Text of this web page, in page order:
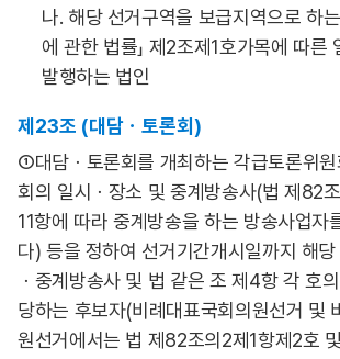
나. 해당 선거구역을 보급지역으로 하는
에 관한 법률」 제2조제1호가목에 따른
발행하는 법인
제23조 (대담ㆍ토론회)
①대담ㆍ토론회를 개최하는 각급토론위
회의 일시ㆍ장소 및 중계방송사(법 제82
11항에 따라 중계방송을 하는 방송사업자
다) 등을 정하여 선거기간개시일까지 해당
ㆍ중계방송사 및 법 같은 조 제4항 각 호
당하는 후보자(비례대표국회의원선거 및
원선거에서는 법 제82조의2제1항제2호